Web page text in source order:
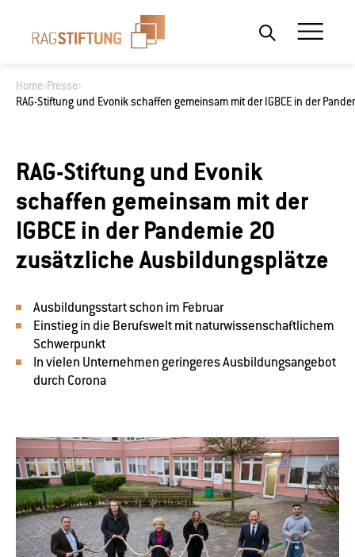
Home Presse
RAG-Stiftung und Evonik schaffen gemeinsam mit der IGBCE in der
RAG-Stiftung und Evonik
schaffen gemeinsam mit der
IGBCE in der Pandemie 20
zusätzliche Ausbildungsplätze
Ausbildungsstart schon im Februar
Einstieg in die Berufswelt mit naturwissenschaftlichem
Schwerpunkt
In vielen Unternehmen geringeres Ausbildungsangebot
durch Corona